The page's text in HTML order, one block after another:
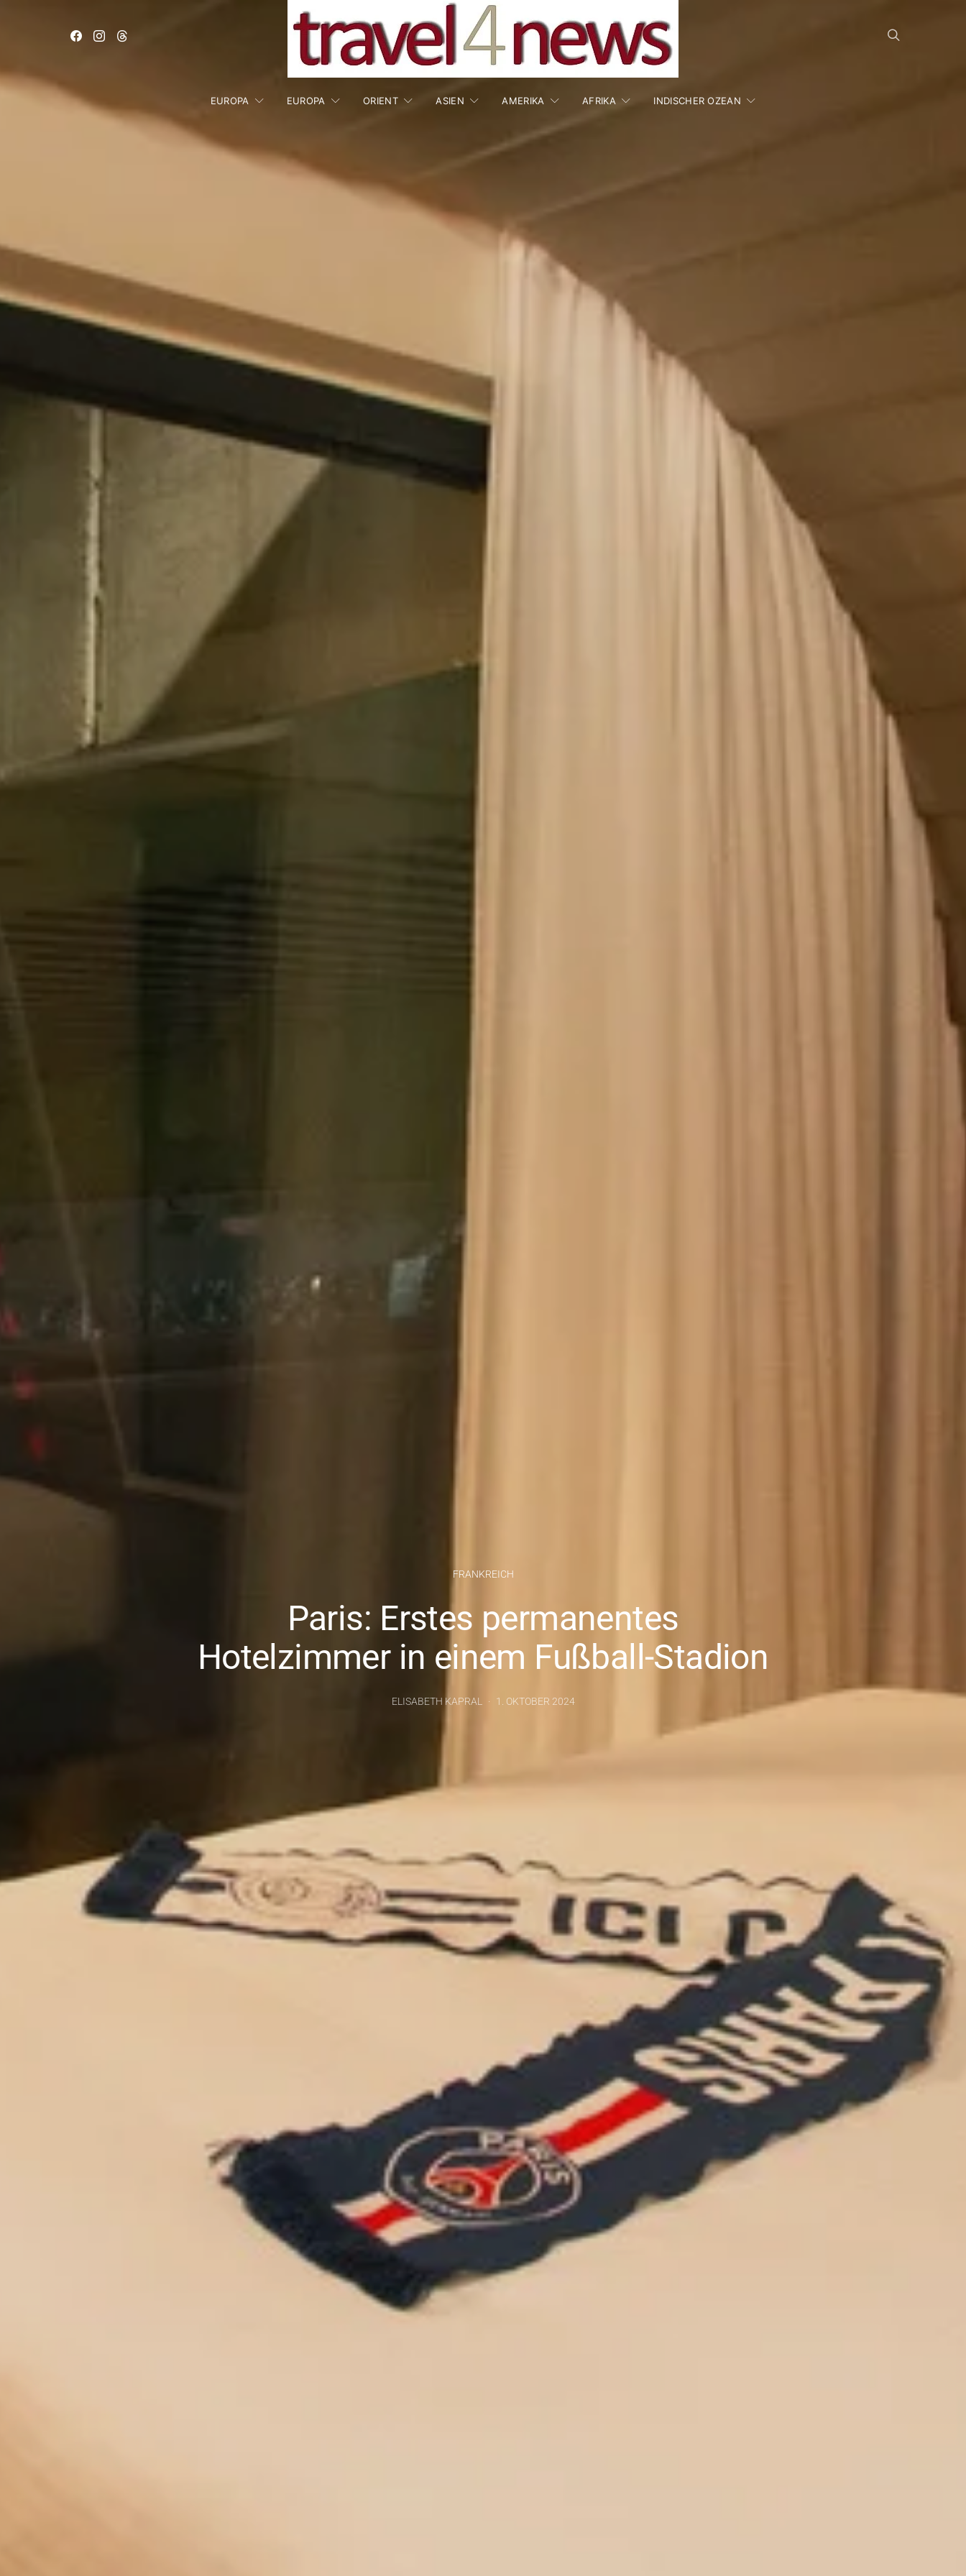
EUROPA EUROPA ORIENT ASIEN AMERIKA AFRIKA INDISCHER OZEAN
FRANKREICH
Paris: Erstes permanentes
Hotelzimmer in einem Fußball-Stadion
ELISABETH KAPRAL 1. OKTOBER 2024